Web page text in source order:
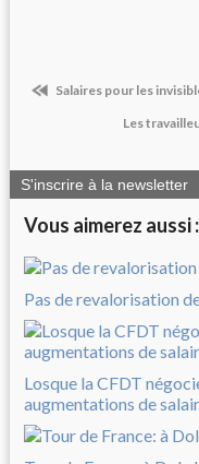
Salaires pour les
Les
S'inscrire à la newsletter
Vous aimerez aussi :
Pas de revalorisation
Losque la CFDT
augmentations de